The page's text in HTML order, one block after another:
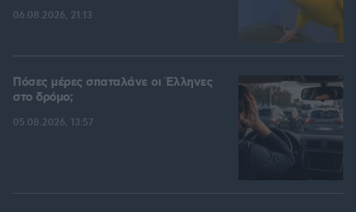
06.08.2026, 21:13
Πόσες μέρες σπαταλάνε οι Έλληνες
στο δρόμο;
05.08.2026, 13:57